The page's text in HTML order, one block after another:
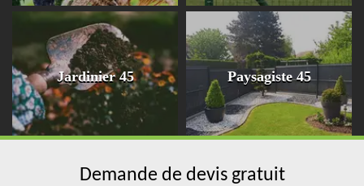
Jardinier 45 Paysagiste 45
Demande de devis gratuit